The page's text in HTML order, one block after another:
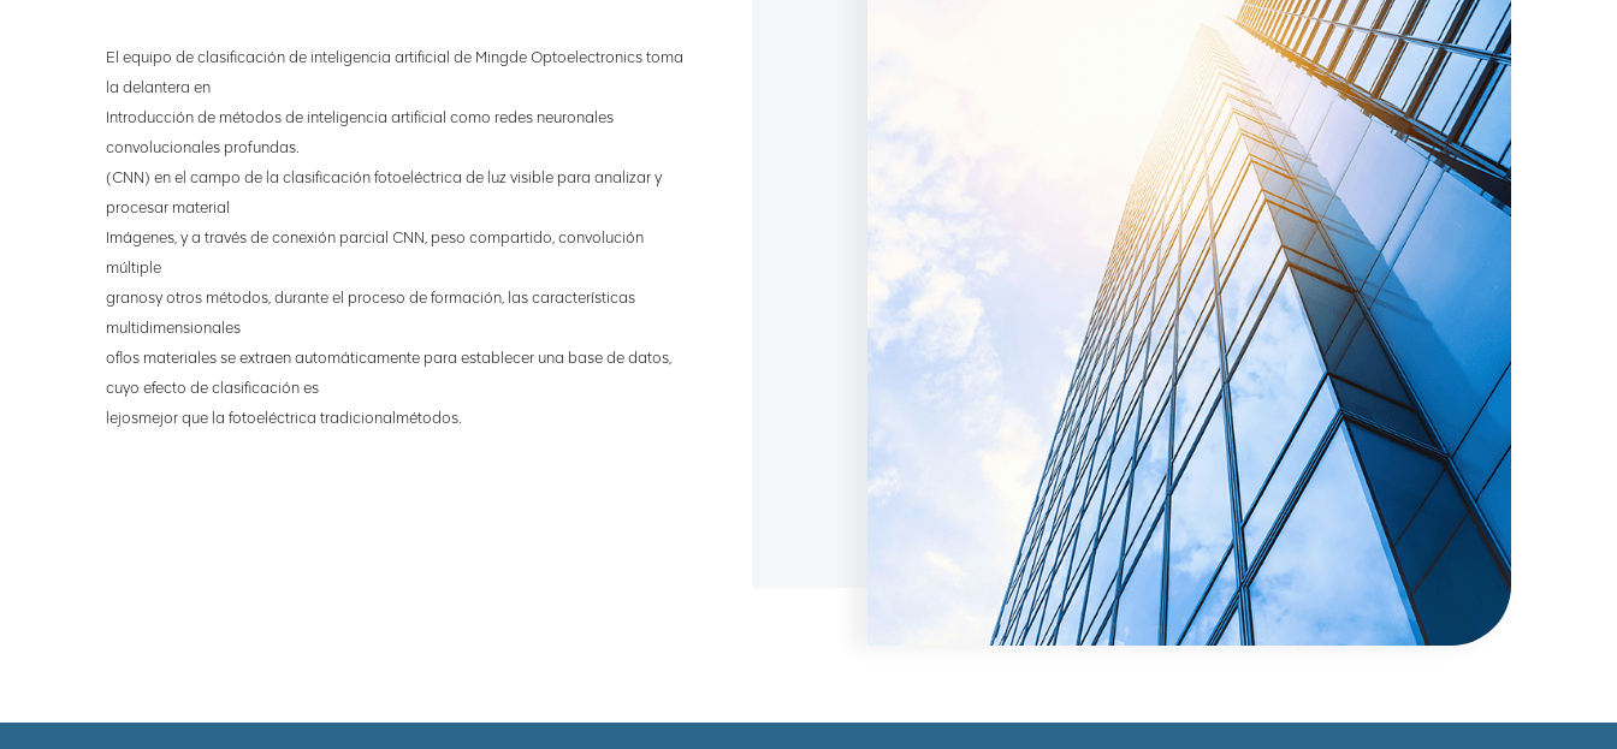
El equipo de clasificación de inteligencia artificial de Mingde Optoelectronics toma
la delantera en
Introducción de métodos de inteligencia artificial como redes neuronales
convolucionales profundas.
(CNN) en el campo de la clasificación fotoeléctrica de luz visible para analizar y
procesar material
Imágenes, y a través de conexión parcial CNN, peso compartido, convolución
múltiple
granosy otros métodos, durante el proceso de formación, las características
multidimensionales
oflos materiales se extraen automáticamente para establecer una base de datos,
cuyo efecto de clasificación es
lejosmejor que la fotoeléctrica tradicional métodos.